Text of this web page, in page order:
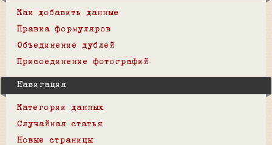
Как добавить данные
Правка формуляров
Объединение дублей
Присоединение фотографий
Навигация
Категории данных
Случайная статья
Новые страницы